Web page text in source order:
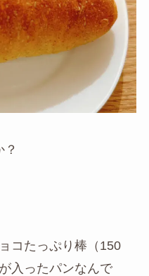
コたっぷり棒（150
入ったパンなんで